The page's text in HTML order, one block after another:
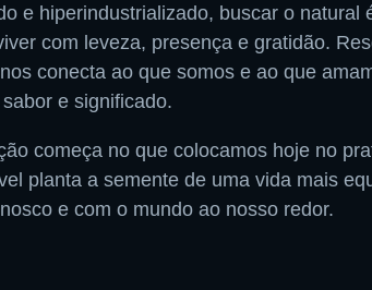
e hiperindustrializado, buscar o natural
com leveza, presença e gratidão.
conecta ao que somos e ao que
e significado.
começa no que colocamos hoje no
planta a semente de uma vida mais
e com o mundo ao nosso redor.